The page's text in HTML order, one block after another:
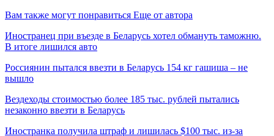
Вам также могут понравиться Еще от автора
Иностранец при въезде в Беларусь хотел обмануть таможню.
В итоге лишился авто
Россиянин пытался ввезти в Беларусь 154 кг гашиша – не
вышло
Вездеходы стоимостью более 185 тыс. рублей пытались
незаконно ввезти в Беларусь
Иностранка получила штраф и лишилась $100 тыс. из-за